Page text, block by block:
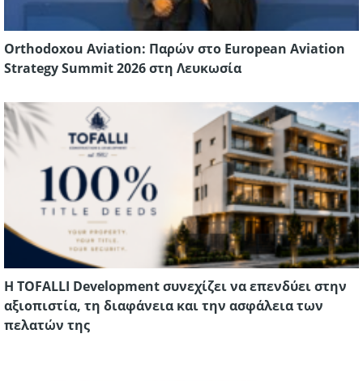
Orthodoxou Aviation: Παρών στο European Aviation
Strategy Summit 2026 στη Λευκωσία
Η TOFALLI Development συνεχίζει να επενδύει στην
αξιοπιστία, τη διαφάνεια και την ασφάλεια των
πελατών της